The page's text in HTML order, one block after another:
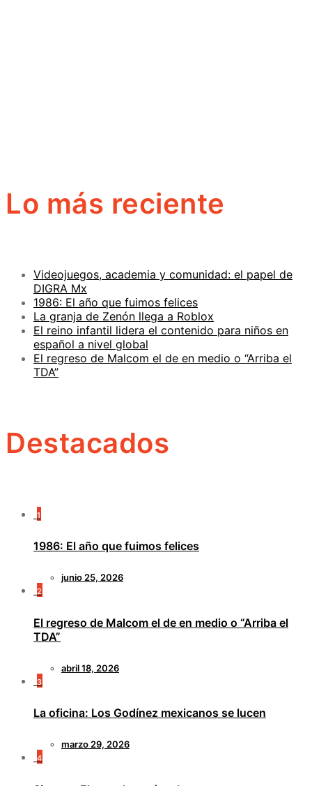
Lo más reciente
Videojuegos, academia y comunidad: el papel de
DIGRA Mx
1986: El año que fuimos felices
La granja de Zenón llega a Roblox
El reino infantil lidera el contenido para niños en
español a nivel global
El regreso de Malcom el de en medio o “Arriba el
TDA”
Destacados
1
1986: El año que fuimos felices
junio 25, 2026
2
El regreso de Malcom el de en medio o “Arriba el
TDA”
abril 18, 2026
3
La oficina: Los Godínez mexicanos se lucen
marzo 29, 2026
4